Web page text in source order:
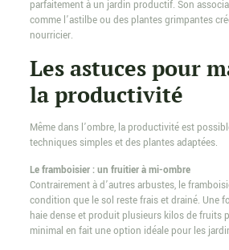
parfaitement à un jardin productif. Son
comme l’astilbe ou des plantes grimpantes
nourricier.
Les astuces pour
la productivité
Même dans l’ombre, la productivité est
techniques simples et des plantes adaptées.
Le framboisier : un fruitier à mi-ombre
Contrairement à d’autres arbustes, le
condition que le sol reste frais et drainé. Une
haie dense et produit plusieurs kilos de fruits
minimal en fait une option idéale pour les